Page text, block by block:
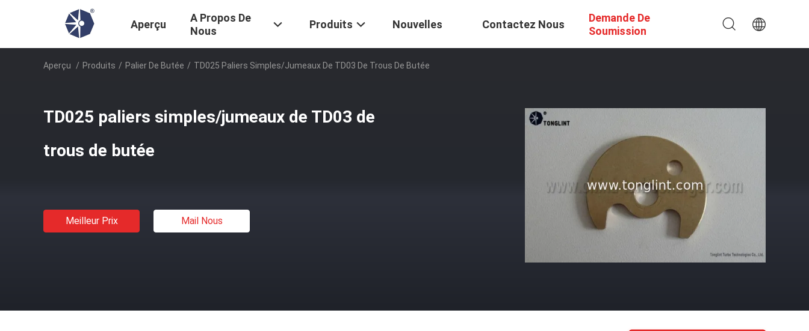
Aperçu
A Propos De
Nous
Produits Nouvelles Contactez Nous
Demande De
Soumission
Aperçu / Produits / Palier De Butée / TD025 Paliers Simples/jumeaux De TD03 De Trous De Butée
TD025 paliers simples/jumeaux de TD03 de
trous de butée
Meilleur Prix Mail Nous